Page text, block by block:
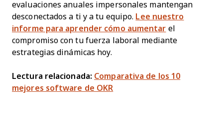
evaluaciones anuales impersonales mantengan
desconectados a ti y a tu equipo. Lee nuestro
informe para aprender cómo aumentar el
compromiso con tu fuerza laboral mediante
estrategias dinámicas hoy.
Lectura relacionada: Comparativa de los 10
mejores software de OKR